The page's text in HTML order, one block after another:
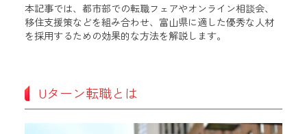
本記事では、都市部での転職フェアやオンライン相談会、
移住支援策などを組み合わせ、富山県に適した優秀な人材
を採用するための効果的な方法を解説します。
Uターン転職とは